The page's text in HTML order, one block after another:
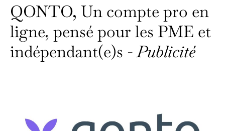
QONTO, Un compte pro en
ligne, pensé pour les PME et
indépendant(e)s -Publicité